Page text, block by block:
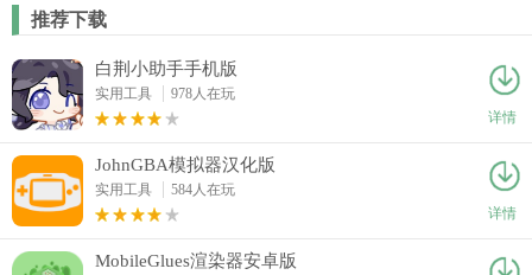
推荐下载
白荆小助手手机版
实用工具
978人在玩
详情
JohnGBA模拟器汉化版
实用工具
584人在玩
详情
MobileGlues渲染器安卓版